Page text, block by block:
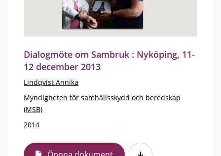
Dialogmöte om Sambruk : Nyköping, 11-
12 december 2013
Lindqvist Annika
Myndigheten för samhällsskydd och beredskap
(MSB)
2014